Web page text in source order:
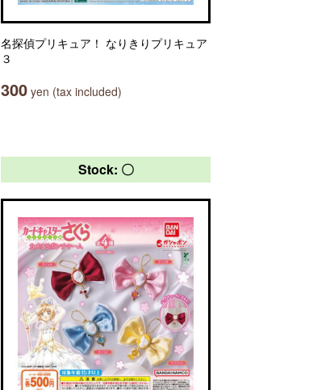
名探偵プリキュア！ なりきりプリキュア
３
300 yen (tax included)
Stock: 〇